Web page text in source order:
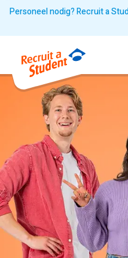
Personeel nodig? Recruit a